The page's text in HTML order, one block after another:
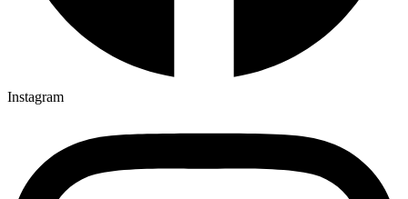
Instagram